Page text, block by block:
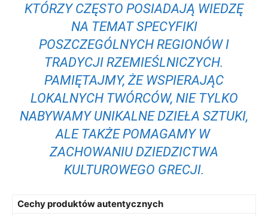
KTÓRZY CZĘSTO​ POSIADAJĄ WIEDZĘ
NA TEMAT SPECYFIKI
POSZCZEGÓLNYCH REGIONÓW‌ I
TRADYCJI RZEMIEŚLNICZYCH.
PAMIĘTAJMY, ŻE WSPIERAJĄC
LOKALNYCH TWÓRCÓW, NIE​ TYLKO‌
NABYWAMY​ UNIKALNE DZIEŁA SZTUKI,
ALE⁣ TAKŻE POMAGAMY ‍W ​
ZACHOWANIU DZIEDZICTWA
‍KULTUROWEGO GRECJI.
Cechy produktów autentycznych